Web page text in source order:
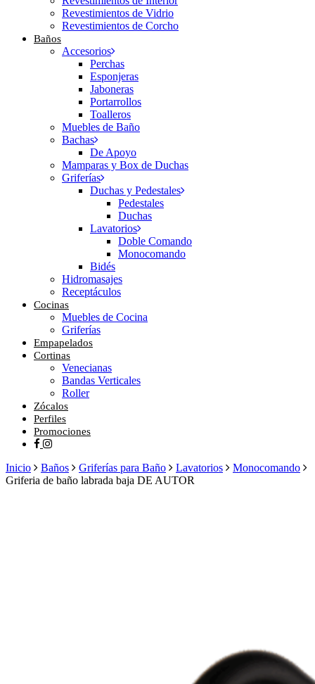
Revestimientos de Vidrio
Revestimientos de Corcho
Baños
Accesorios
Perchas
Esponjeras
Jaboneras
Portarrollos
Toalleros
Muebles de Baño
Bachas
De Apoyo
Mamparas y Box de Duchas
Griferías
Duchas y Pedestales
Pedestales
Duchas
Lavatorios
Doble Comando
Monocomando
Bidés
Hidromasajes
Receptáculos
Cocinas
Muebles de Cocina
Griferías
Empapelados
Cortinas
Venecianas
Bandas Verticales
Roller
Zócalos
Perfiles
Promociones
facebook
instagram
Inicio Baños Griferías para Baño Lavatorios
Monocomando
Griferia de baño labrada baja DE AUTOR